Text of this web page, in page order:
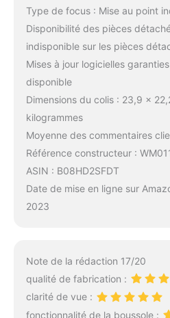
Type de focus : Mise au point
Disponibilité des pièces
indisponible sur les pièces
Mises à jour logicielles
disponible
Dimensions du colis : 23,9 x
kilogrammes
Moyenne des commentaires
Référence constructeur :
ASIN : B08HD2SFDT
Date de mise en ligne sur
2023
Note de la rédaction 17/20
qualité de fabrication :
clarité de vue :
fonctionnalité de la boussole :